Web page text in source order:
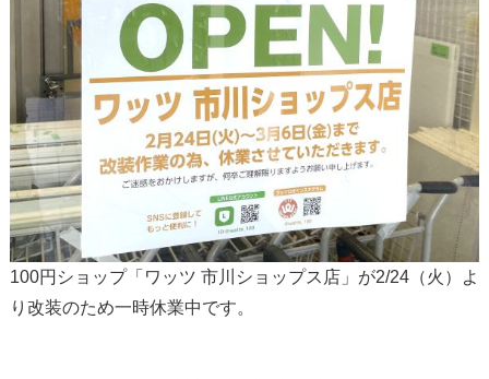
100円ショップ「ワッツ 市川ショップス店」が2/24（火）よ
り改装のため一時休業中です。